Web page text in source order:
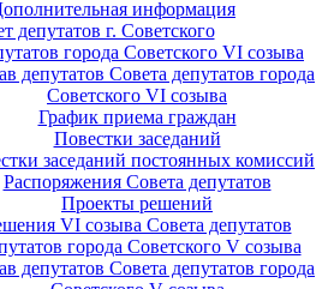
информация
депутатов г. Советского
города Советского VI созыва
депутатов Совета депутатов города
Советского VI созыва
График приема граждан
Повестки заседаний
заседаний постоянных комиссий
Распоряжения Совета депутатов
Проекты решений
VI созыва Совета депутатов
города Советского V созыва
депутатов Совета депутатов города